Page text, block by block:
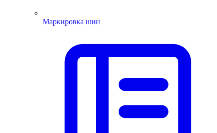
Маркировка шин